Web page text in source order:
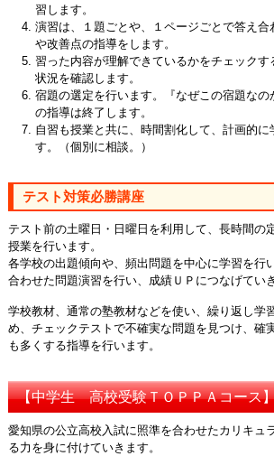
習します。
演習は、１題ごとや、１ページごとで答え合
や改善点の指導をします。
習った内容が理解できているかをチェック
状況を確認します。
宿題の選定を行います。『なぜこの宿題なの
の指導は終了します。
自習も授業と共に、時間割化して、計画的に
す。（個別に相談。）
テスト対策必勝講座
テスト前の土曜日・日曜日を利用して、長時間の
授業を行います。
各学校の出題傾向や、頻出問題を中心に学習を行
合わせた問題演習を行い、成績ＵＰにつなげてい
学校教材、通常の塾教材などを使い、繰り返し学
め、チェックテストで不確実な問題を見つけ、確
も多くする指導を行います。
【中学生 高校受験ＴＯＰＰＡコース
愛知県の公立高校入試に照準を合わせたカリキュ
る力を身に付けていきます。